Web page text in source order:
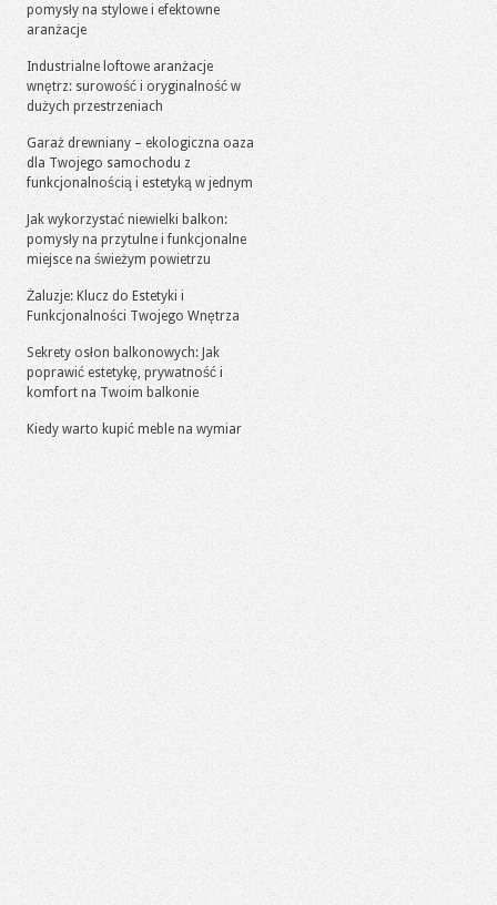
pomysły na stylowe i efektowne
aranżacje
Industrialne loftowe aranżacje
wnętrz: surowość i oryginalność w
dużych przestrzeniach
Garaż drewniany – ekologiczna oaza
dla Twojego samochodu z
funkcjonalnością i estetyką w jednym
Jak wykorzystać niewielki balkon:
pomysły na przytulne i funkcjonalne
miejsce na świeżym powietrzu
Żaluzje: Klucz do Estetyki i
Funkcjonalności Twojego Wnętrza
Sekrety osłon balkonowych: Jak
poprawić estetykę, prywatność i
komfort na Twoim balkonie
Kiedy warto kupić meble na wymiar